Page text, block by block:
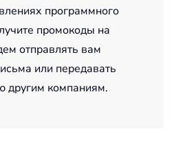
программного
промокоды на
отправлять вам
или передавать
компаниям.